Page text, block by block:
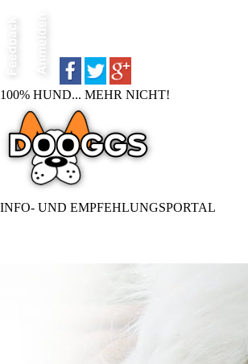
100% HUND... MEHR NICHT!
INFO- UND EMPFEHLUNGSPORTAL